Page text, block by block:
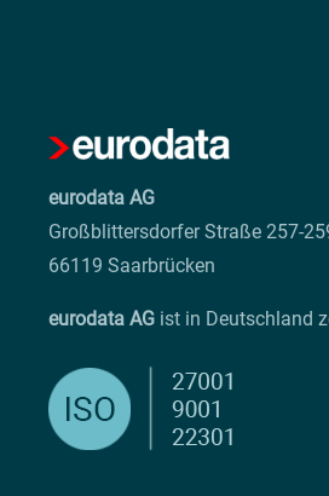
eurodata AG
Großblittersdorfer Straße 257-
66119 Saarbrücken
eurodata AG ist in Deutschland